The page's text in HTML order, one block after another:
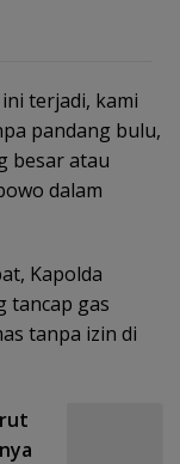
terjadi, kami
pandang bulu,
besar atau
dalam
Kapolda
tancap gas
tanpa izin di